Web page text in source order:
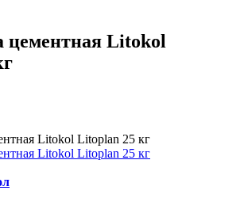
цементная Litokol